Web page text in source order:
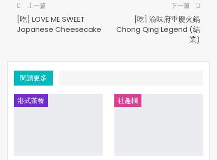
上一篇
[吃] LOVE ME SWEET
Japanese Cheesecake
下一篇
[吃] 渝味府重慶火鍋
Chong Qing Legend (結
業)
閱讀更多
港式茶餐 社趣欄